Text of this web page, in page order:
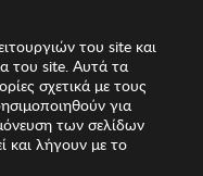
του site και
του site. Αυτά τα
σχετικά με τους
για
των σελίδων
και λήγουν με το